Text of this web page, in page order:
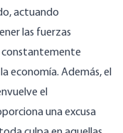
actuando
las fuerzas
constantemente
economía. Además, el
el
una excusa